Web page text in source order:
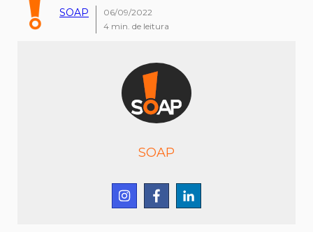
SOAP
06/09/2022
4 min. de leitura
SOAP